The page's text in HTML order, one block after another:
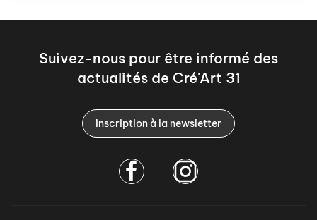
Suivez-nous pour être informé des
actualités de Cré'Art 31
Inscription à la newsletter